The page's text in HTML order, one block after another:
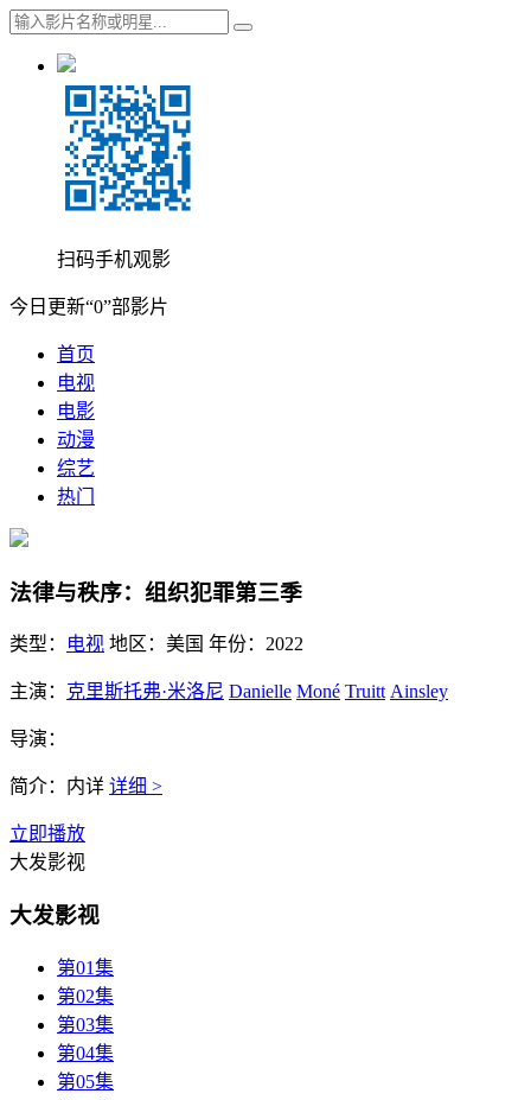
扫码手机观影
今日更新“0”部影片
首页
电视
电影
动漫
综艺
热门
法律与秩序：组织犯罪第三季
类型： 电视 地区： 美国 年份： 2022
主演： 克里斯托弗·米洛尼 Danielle Moné Truitt Ainsley
导演：
简介： 内详 详细 >
立即播放
大发影视
大发影视
第01集
第02集
第03集
第04集
第05集